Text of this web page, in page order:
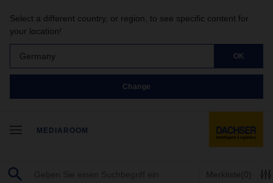
Select a different country, or region, to see specific content for
your location!
Germany OK
Change
MEDIAROOM
Merkliste(0)